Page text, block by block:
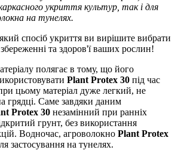
укриття культур, так і для
на тунелях.
спосіб укриття ви вирішите вибрати
та здоров'ї ваших рослин!
полягає в тому, що його
Plant Protex 30 під час
цьому матеріал дуже легкий, не
грядці. Саме завдяки даним
Protex 30 незамінний при ранніх
грунт, без використання
Водночас, агроволокно Plant Рrotex
застосування на тунелях.